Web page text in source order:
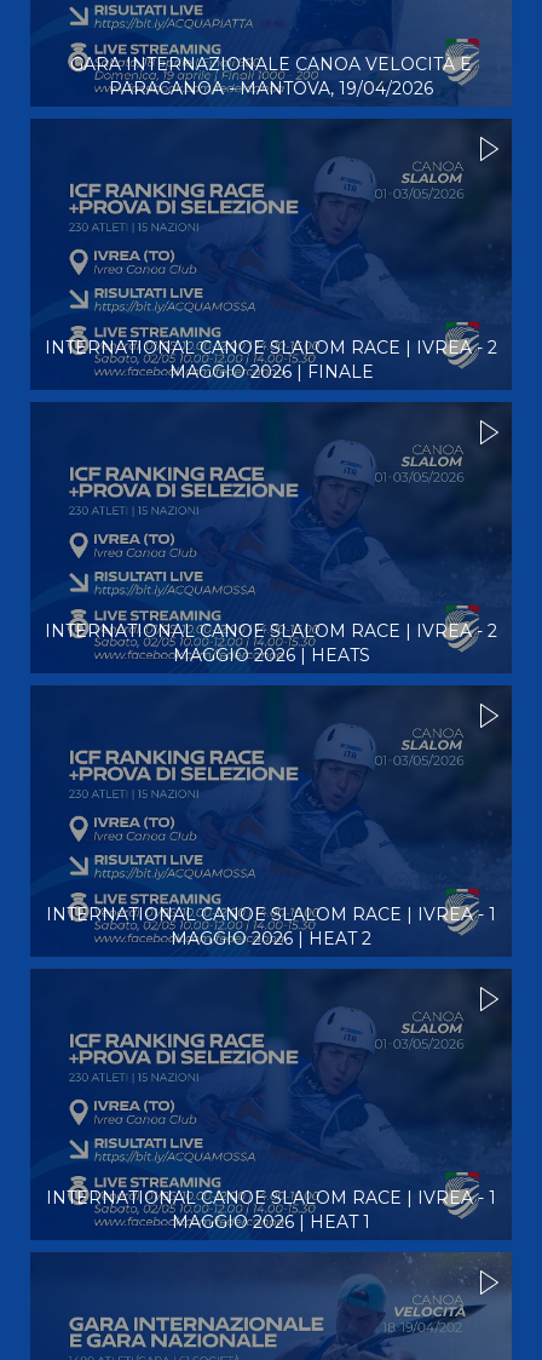
GARA INTERNAZIONALE CANOA VELOCITÀ E
PARACANOA - MANTOVA, 19/04/2026
INTERNATIONAL CANOE SLALOM RACE | IVREA - 2
MAGGIO 2026 | FINALE
INTERNATIONAL CANOE SLALOM RACE | IVREA - 2
MAGGIO 2026 | HEATS
INTERNATIONAL CANOE SLALOM RACE | IVREA - 1
MAGGIO 2026 | HEAT 2
INTERNATIONAL CANOE SLALOM RACE | IVREA - 1
MAGGIO 2026 | HEAT 1